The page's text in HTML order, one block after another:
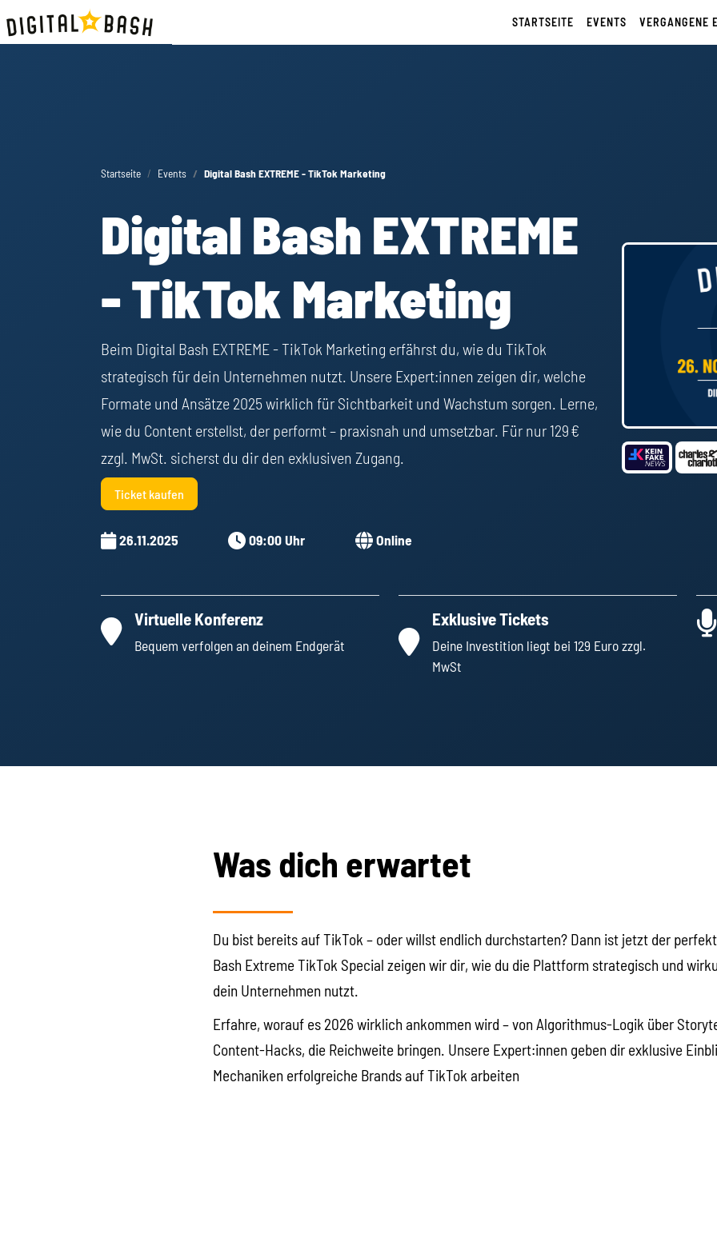
STARTSEITE EVENTS VERGANGENE
Startseite Events Digital Bash EXTREME - TikTok Marketing
Digital Bash EXTREME
- TikTok Marketing
Beim Digital Bash EXTREME - TikTok Marketing erfährst du, wie du TikTok
strategisch für dein Unternehmen nutzt. Unsere Expert:innen zeigen dir, welche
Formate und Ansätze 2025 wirklich für Sichtbarkeit und Wachstum sorgen. Lerne,
wie du Content erstellst, der performt – praxisnah und umsetzbar. Für nur 129 €
zzgl. MwSt. sicherst du dir den exklusiven Zugang.
Ticket kaufen
26.11.2025 09:00 Uhr Online
Virtuelle Konferenz
Bequem verfolgen an deinem Endgerät
Exklusive Tickets
Deine Investition liegt bei 129 Euro zzgl.
MwSt
Was dich erwartet
Du bist bereits auf TikTok – oder willst endlich durchstarten? Dann ist jetzt der
Bash Extreme TikTok Special zeigen wir dir, wie du die Plattform strategisch und
dein Unternehmen nutzt.
Erfahre, worauf es 2026 wirklich ankommen wird – von Algorithmus-Logik über
Content-Hacks, die Reichweite bringen. Unsere Expert:innen geben dir exklusive
Mechaniken erfolgreiche Brands auf TikTok arbeiten